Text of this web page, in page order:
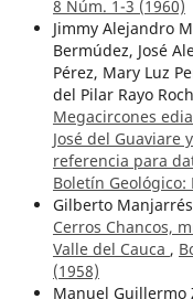
8 Núm. 1-3 (1960)
Jimmy Alejandro
Bermúdez, José
Pérez, Mary Luz
del Pilar Rayo
Megacircones
José del Guaviare
referencia para
Boletín Geológico:
Gilberto
Cerros Chancos,
Valle del Cauca ,
(1958)
Manuel Guillermo